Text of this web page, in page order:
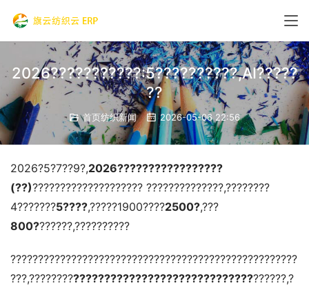
2026???????????:5??????????,AI?????
??
首页纺织新闻 2026-05-06 22:56
2026?5?7??9?,2026?????????????????
(??)???????????????????? ??????????????,????????
4???????5????,?????1900????2500?,???
800???????,??????????
????????????????????????????????????????????????????
???,???????????????????????????????????????????,?